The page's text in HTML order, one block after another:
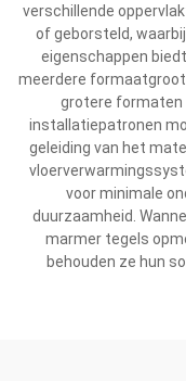
verschillende
of geborsteld,
eigenschappen
meerdere
grotere formaten
installatiepatronen
geleiding van het
voor minimale
duurzaamheid.
marmer tegels
behouden ze hun